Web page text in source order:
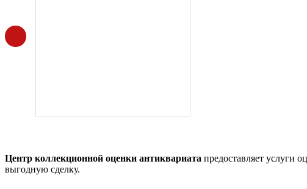
Центр коллекционной оценки антиквариата предоставляет услуги
выгодную сделку.